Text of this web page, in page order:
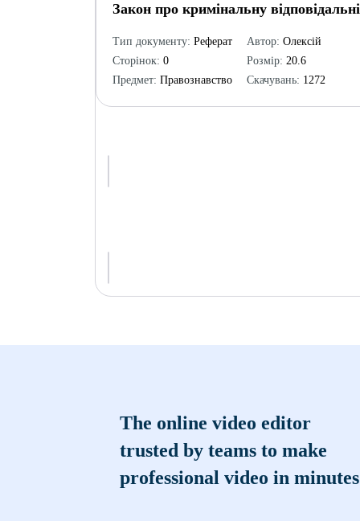
Закон про кримінальну
Тип документу: Реферат
Сторінок: 0
Предмет: Правознавство
Автор: Олексій
Розмір: 20.6
Скачувань: 1272
The online video editor
trusted by teams to make
professional video in minutes